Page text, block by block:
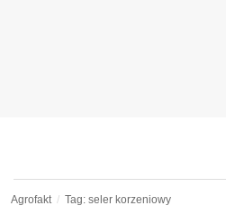
Agrofakt Tag: seler korzeniowy